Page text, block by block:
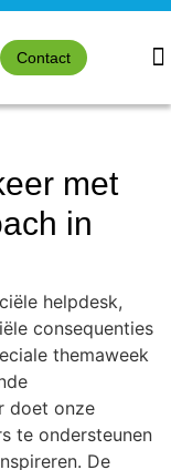
Contact
met
in
helpdesk,
consequenties
themaweek
doet onze
te ondersteunen
De